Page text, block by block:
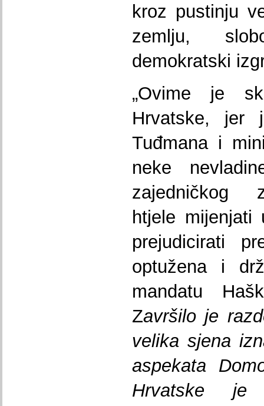
kroz pustinju
zemlju,
demokratski
„Ovime je
Hrvatske, jer
Tuđmana i
neke
zajedničkog
htjele
prejudicirati
optužena i
mandatu
Završilo je
velika sjena
aspekata
Hrvatske